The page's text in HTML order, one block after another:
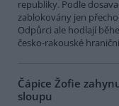
republiky. Podle
zablokovány jen
Odpůrci ale hodlají
česko-rakouské
Čápice Žofie
sloupu